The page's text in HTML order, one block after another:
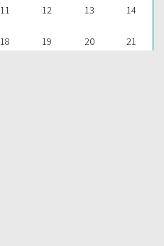
11 12 13 14
18 19 20 21